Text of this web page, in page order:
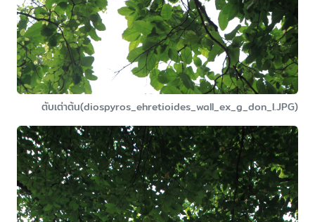
ตับเต่าต้น(diospyros_ehretioides_wall_ex_g_don_l.JPG)